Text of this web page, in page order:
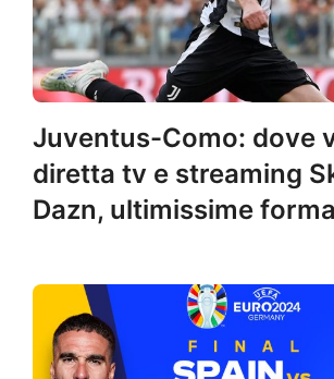
Juventus-Como: dove
diretta tv e streaming
Dazn, ultimissime